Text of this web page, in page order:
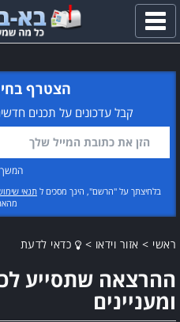
פתח
תפריט
הצטרף
קבל עדכונים על תכנים
בלחיצתך על "הרשם", הינך מסכים לתנאי
ראשי > אזור וידאו > כדאי לדעת
ההרצאה שתסייע
ומעניינים